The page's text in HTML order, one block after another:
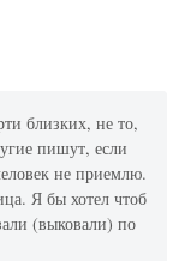
близких, не то,
пишут, если
не приемлю.
Я бы хотел чтоб
(выковали) по